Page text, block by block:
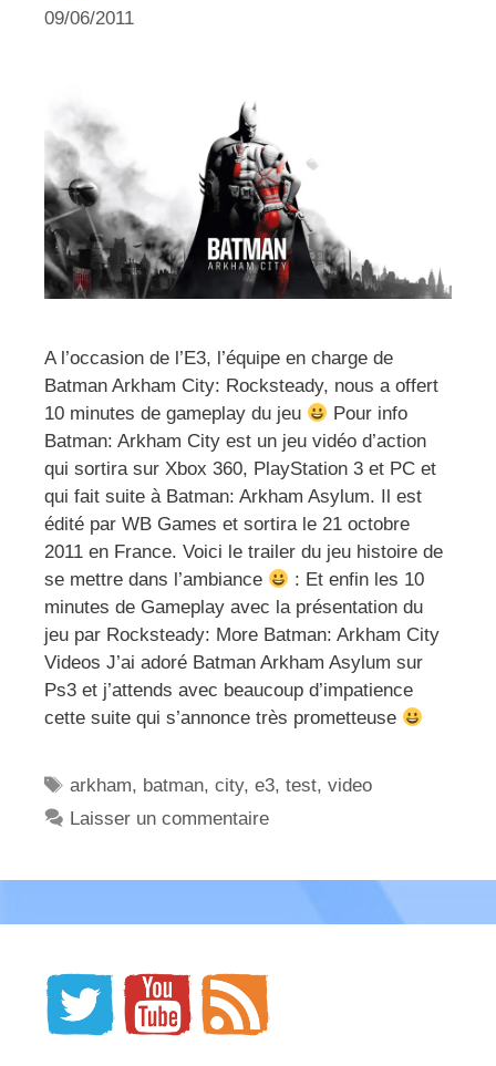
09/06/2011
A l’occasion de l’E3, l’équipe en charge de
Batman Arkham City: Rocksteady, nous a offert
10 minutes de gameplay du jeu
Pour info
Batman: Arkham City est un jeu vidéo d’action
qui sortira sur Xbox 360, PlayStation 3 et PC et
qui fait suite à Batman: Arkham Asylum. Il est
édité par WB Games et sortira le 21 octobre
2011 en France. Voici le trailer du jeu histoire de
se mettre dans l’ambiance
: Et enfin les 10
minutes de Gameplay avec la présentation du
jeu par Rocksteady: More Batman: Arkham City
Videos J’ai adoré Batman Arkham Asylum sur
Ps3 et j’attends avec beaucoup d’impatience
cette suite qui s’annonce très prometteuse
Étiquettes
arkham, batman,city,e3,test,video
Laisser un commentaire